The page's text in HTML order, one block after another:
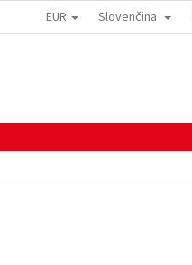
EUR Slovenčina